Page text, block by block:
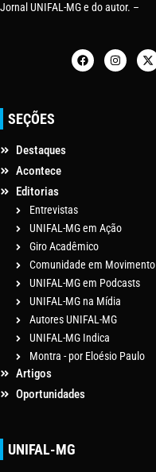
Jornal UNIFAL-MG e do autor. –
SEÇÕES
Destaques
Acontece
Editorias
Entrevistas
UNIFAL-MG em Ação
Giro Acadêmico
Comunidade em Movimento
UNIFAL-MG em Podcasts
UNIFAL-MG na Mídia
Autores UNIFAL-MG
UNIFAL-MG Indica
Montra - por Eloésio Paulo
Artigos
Oportunidades
UNIFAL-MG